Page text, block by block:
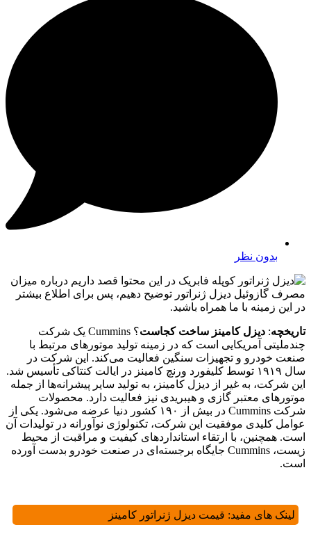
بدون نظر
تاریخچه: دیزل کامینز ساخت کجاست
؟ Cummins یک شرکت
چندملیتی آمریکایی است که در زمینه تولید موتورهای مرتبط با
صنعت خودرو و تجهیزات سنگین فعالیت می‌کند. این شرکت در
سال ۱۹۱۹ توسط کلیفورد ورنچ کامینز در ایالت کنتاکی تأسیس شد.
این شرکت، به غیر از دیزل کامینز، به تولید سایر پیشرانه‌ها از جمله
موتورهای معتبر گازی و هیبریدی نیز فعالیت دارد. محصولات
شرکت Cummins در بیش از ۱۹۰ کشور دنیا عرضه می‌شود. یکی از
عوامل کلیدی موفقیت این شرکت، تکنولوژی نوآورانه در تولیدات آن
است. همچنین، با ارتقاء استانداردهای کیفیت و مراقبت از محیط
زیست، Cummins جایگاه برجسته‌ای در صنعت خودرو بدست آورده
است.
لینک های مفید: قیمت دیزل ژنراتور کامینز